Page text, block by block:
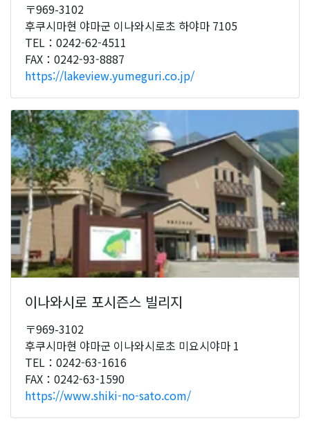
〒969-3102
후쿠시마현 야마군 이나와시로초 하야마 7105
TEL：0242-62-4511
FAX：0242-93-8887
https://lakeview.yumeguri.co.jp/
이나와시로 포시즌스 빌리지
〒969-3102
후쿠시마현 야마군 이나와시로초 미요시야마 1
TEL：0242-63-1616
FAX：0242-63-1590
https://www.shiki-no-sato.com/